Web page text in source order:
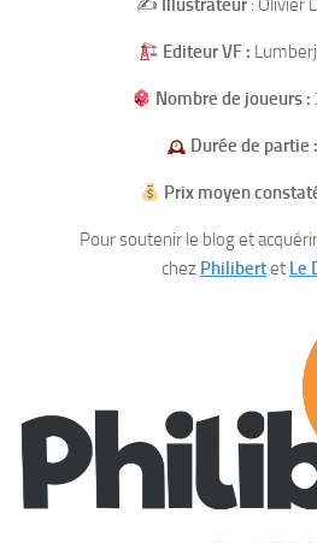
✍️ Illustrateur: Olivier
Editeur VF :
Nombre de joueurs :
Durée de partie :
Prix moyen
Pour soutenir le blog et acquérir
chez Philibertet Le